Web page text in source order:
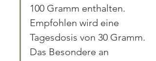
100 Gramm enthalten.
Empfohlen wird eine
Tagesdosis von 30 Gramm.
Das Besondere an